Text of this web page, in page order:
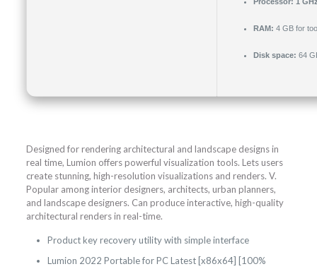
RAM: 4 GB for
Disk space: 64
Designed for rendering architectural and landscape designs in
real time, Lumion offers powerful visualization tools. Lets users
create stunning, high-resolution visualizations and renders. V.
Popular among interior designers, architects, urban planners,
and landscape designers. Can produce interactive, high-quality
architectural renders in real-time.
Product key recovery utility with simple interface
Lumion 2022 Portable for PC Latest [x86x64] [100%